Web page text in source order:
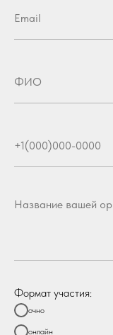
Формат участия:
очно
онлайн